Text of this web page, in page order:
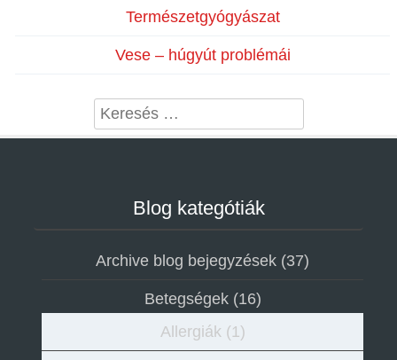
Természetgyógyászat
Vese – húgyút problémái
Search
Blog kategótiák
Archive blog bejegyzések (37)
Betegségek(16)
Allergiák(1)